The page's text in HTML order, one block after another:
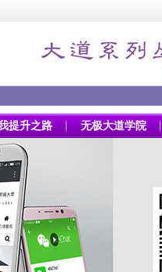
提升之路 无极大道学院